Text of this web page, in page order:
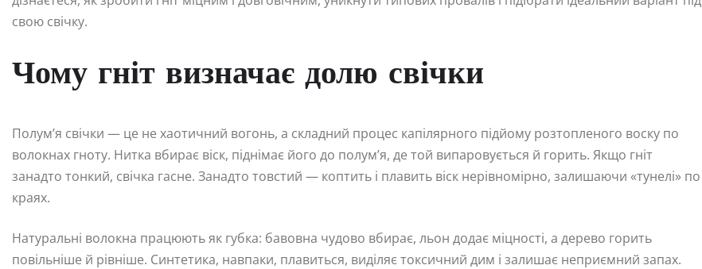
свою свічку.
Чому гніт визначає долю свічки
Полум’я свічки — це не хаотичний вогонь, а складний процес капілярного підйому розтопленого воску по
волокнах гноту. Нитка вбирає віск, піднімає його до полум’я, де той випаровується й горить. Якщо гніт
занадто тонкий, свічка гасне. Занадто товстий — коптить і плавить віск нерівномірно, залишаючи «тунелі» по
краях.
Натуральні волокна працюють як губка: бавовна чудово вбирає, льон додає міцності, а дерево горить
повільніше й рівніше. Синтетика, навпаки, плавиться, виділяє токсичний дим і залишає неприємний запах.